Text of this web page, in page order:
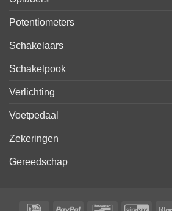
Potentiometers
Schakelaars
Schakelpook
Verlichting
Voetpedaal
Zekeringen
Gereedschap
IDeal PayPal Bancontact